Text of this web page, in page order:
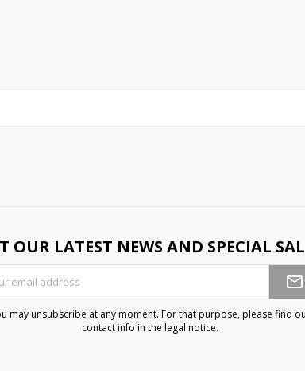
OUR LATEST NEWS AND SPECIAL
may unsubscribe at any moment. For that purpose, please find
contact info in the legal notice.